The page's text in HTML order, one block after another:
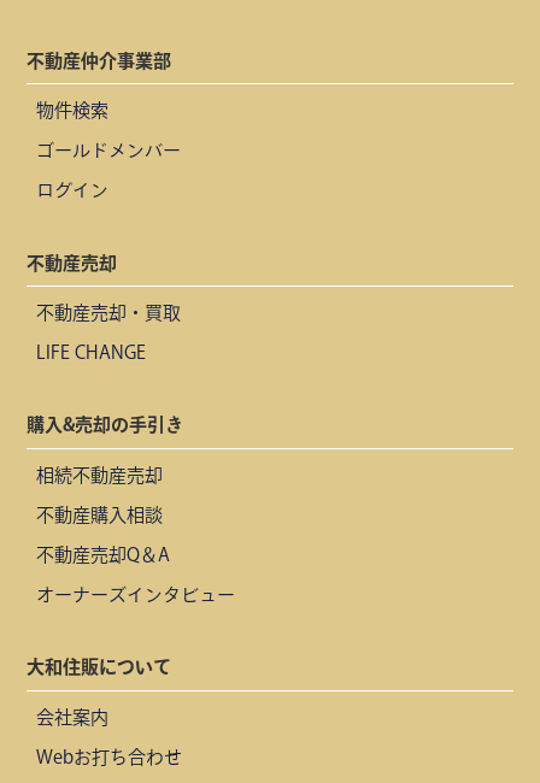
不動産仲介事業部
物件検索
ゴールドメンバー
ログイン
不動産売却
不動産売却・買取
LIFE CHANGE
購入&売却の手引き
相続不動産売却
不動産購入相談
不動産売却Q＆A
オーナーズインタビュー
大和住販について
会社案内
Webお打ち合わせ